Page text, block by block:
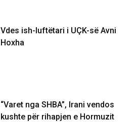
Vdes ish-luftëtari i UÇK-së Avni
Hoxha
“Varet nga SHBA”, Irani vendos
kushte për rihapjen e Hormuzit